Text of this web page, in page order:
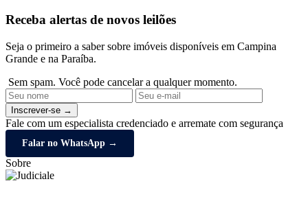
Receba alertas de novos leilões
Seja o primeiro a saber sobre imóveis disponíveis em Campina
Grande e na Paraíba.
Sem spam. Você pode cancelar a qualquer momento.
Inscrever-se →
Fale com um especialista credenciado e arremate com segurança
Falar no WhatsApp →
Sobre